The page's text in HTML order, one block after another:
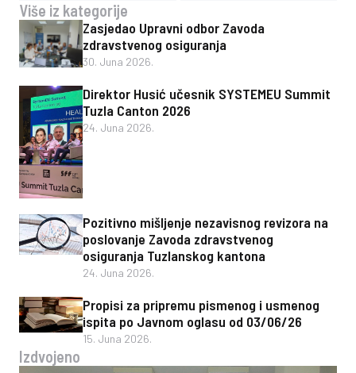
Više iz kategorije
Zasjedao Upravni odbor Zavoda
zdravstvenog osiguranja
30. Juna 2026.
Direktor Husić učesnik SYSTEMEU Summit
Tuzla Canton 2026
24. Juna 2026.
Pozitivno mišljenje nezavisnog revizora na
poslovanje Zavoda zdravstvenog
osiguranja Tuzlanskog kantona
24. Juna 2026.
Propisi za pripremu pismenog i usmenog
ispita po Javnom oglasu od 03/06/26
15. Juna 2026.
Izdvojeno